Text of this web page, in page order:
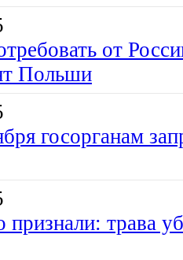
от
Польши
госорганам
трава